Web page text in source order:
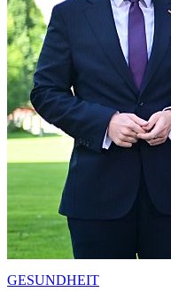
GESUNDHEIT